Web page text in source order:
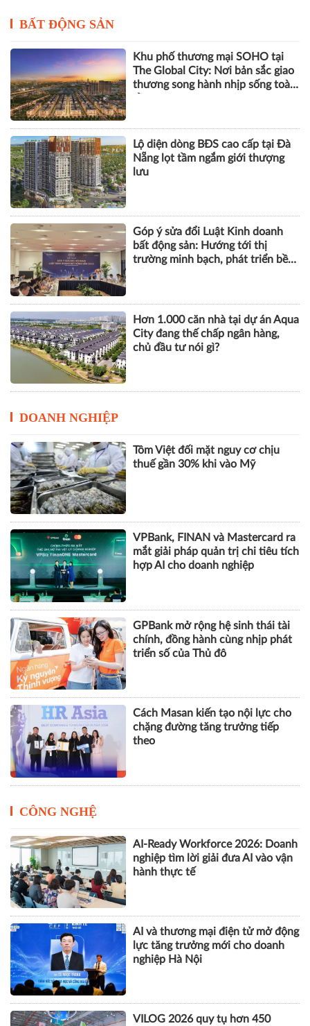
BẤT ĐỘNG SẢN
Khu phố thương mại SOHO tại
The Global City: Nơi bản sắc giao
thương song hành nhịp sống toàn
Lộ diện dòng BĐS cao cấp tại Đà
Nẵng lọt tầm ngắm giới thượng
lưu
Góp ý sửa đổi Luật Kinh doanh
bất động sản: Hướng tới thị
trường minh bạch, phát triển bền
Hơn 1.000 căn nhà tại dự án Aqua
City đang thế chấp ngân hàng,
chủ đầu tư nói gì?
DOANH NGHIỆP
Tôm Việt đối mặt nguy cơ chịu
thuế gần 30% khi vào Mỹ
VPBank, FINAN và Mastercard ra
mắt giải pháp quản trị chi tiêu tích
hợp AI cho doanh nghiệp
GPBank mở rộng hệ sinh thái tài
chính, đồng hành cùng nhịp phát
triển số của Thủ đô
Cách Masan kiến tạo nội lực cho
chặng đường tăng trưởng tiếp
theo
CÔNG NGHỆ
AI-Ready Workforce 2026: Doanh
nghiệp tìm lời giải đưa AI vào vận
hành thực tế
AI và thương mại điện tử mở động
lực tăng trưởng mới cho doanh
nghiệp Hà Nội
VILOG 2026 quy tụ hơn 450